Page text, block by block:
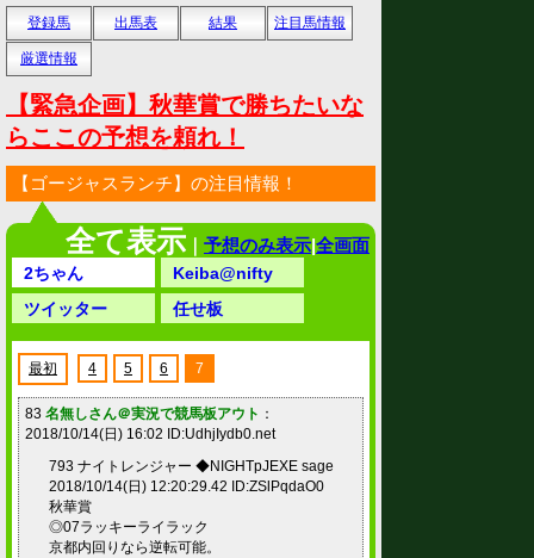
登録馬
出馬表 結果 注目馬情報
厳選情報
【緊急企画】秋華賞で勝ちたいな
らここの予想を頼れ！
【ゴージャスランチ】の注目情報！
全て表示 ｜ 予想のみ表示|全画面
2ちゃん
Keiba@nifty
ツイッター
任せ板
最初 4 5 6 7
83 名無しさん＠実況で競馬板アウト ：
2018/10/14(日) 16:02 ID:UdhjIydb0.net
793 ナイトレンジャー ◆NIGHTpJEXE sage
2018/10/14(日) 12:20:29.42 ID:ZSlPqdaO0
秋華賞
◎07ラッキーライラック
京都内回りなら逆転可能。